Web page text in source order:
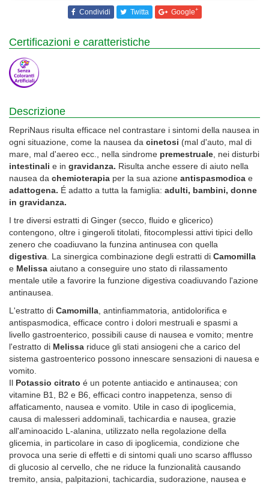
Condividi Twitta Google+
Certificazioni e caratteristiche
Descrizione
RepriNaus risulta efficace nel contrastare i sintomi della nausea in
ogni situazione, come la nausea da cinetosi (mal d'auto, mal di
mare, mal d'aereo ecc., nella sindrome premestruale , nei disturbi
intestinali e in gravidanza. Risulta anche essere di aiuto nella
nausea da chemioterapia per la sua azione antispasmodica e
adattogena. É adatto a tutta la famiglia: adulti, bambini, donne
in gravidanza.
I tre diversi estratti di Ginger (secco, fluido e glicerico)
contengono, oltre i gingeroli titolati, fitocomplessi attivi tipici dello
zenero che coadiuvano la funzina antinusea con quella
digestiva . La sinergica combinazione degli estratti di Camomilla
e Melissa aiutano a conseguire uno stato di rilassamento
mentale utile a favorire la funzione digestiva coadiuvando l'azione
antinausea.
L'estratto di Camomilla , antinfiammatoria, antidolorifica e
antispasmodica, efficace contro i dolori mestruali e spasmi a
livello gastroenterico, possibili cause di nausea e vomito; mentre
l'estratto di Melissa riduce gli stati ansiogeni che a carico del
sistema gastroenterico possono innescare sensazioni di nauesa e
vomito.
Il Potassio citrato é un potente antiacido e antinausea; con
vitamine B1, B2 e B6, efficaci contro inappetenza, senso di
affaticamento, nausea e vomito. Utile in caso di ipoglicemia,
causa di malesseri addominali, tachicardia e nausea, grazie
all'aminoacido L-alanina, utilizzato nella regolazione della
glicemia, in particolare in caso di ipoglicemia, condizione che
provoca una serie di effetti e di sintomi quali uno scarso afflusso
di glucosio al cervello, che ne riduce la funzionalità causando
tremito, ansia, palpitazioni, tachicardia, sudorazione, nausea e